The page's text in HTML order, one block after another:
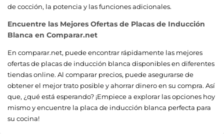
de cocción, la potencia y las funciones adicionales.
Encuentre las Mejores Ofertas de Placas de Inducción
Blanca en Comparar.net
En comparar.net, puede encontrar rápidamente las mejores
ofertas de placas de inducción blanca disponibles en diferentes
tiendas online. Al comparar precios, puede asegurarse de
obtener el mejor trato posible y ahorrar dinero en su compra. Así
que, ¿qué está esperando? ¡Empiece a explorar las opciones hoy
mismo y encuentre la placa de inducción blanca perfecta para
su cocina!